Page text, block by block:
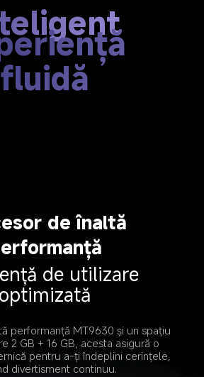
fluidă
de înaltă
de utilizare
optimizată
performanță MT9630 și un spațiu
2 GB + 16 GB, acesta asigură o
pentru a-ți îndeplini cerințele,
divertisment continuu.